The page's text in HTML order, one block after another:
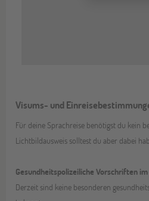
Visums- und
Für deine Sprachreise benötigst du kein
Lichtbildausweis solltest du aber dabei
Gesundheitspolizeiliche Vorschriften
Derzeit sind keine besonderen